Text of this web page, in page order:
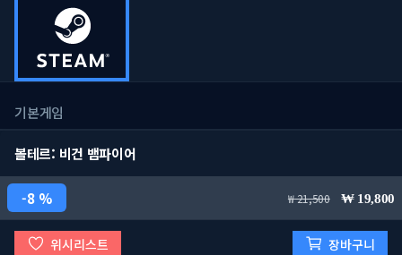
기본게임
볼테르: 비건 뱀파이어
8 % 21,500 19,800
위시리스트 장바구니